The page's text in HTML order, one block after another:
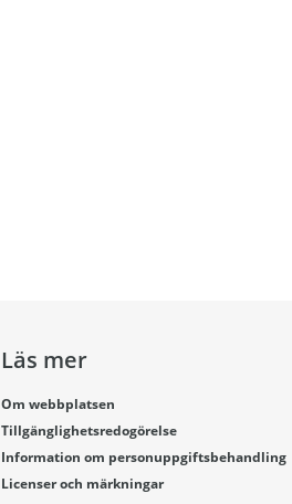
Läs mer
Om webbplatsen
Tillgänglighetsredogörelse
Information om personuppgiftsbehandling
Licenser och märkningar